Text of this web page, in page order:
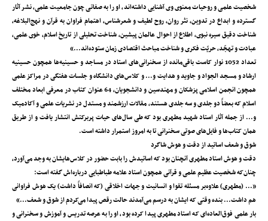
شخصیت علمی و روحیات معنوى وى آشنایی داشته‌اند، او را به صفاتی چون جامعیت علمی، نشر آثار
گسترده و ابداع در تدوین، نثر روان، روح لطیف و شعرشناس، اهتمام فراوان به قرآن و نهج‌البلاغه،
شناخت دقیق سیره نبوى، اطلاع از احوال عالمان پیشین، شناخت تحلیلی از تاریخ اسلام، خوى علمی،
عبادت و تهجّد، حریّت فکرى و شناخت مباحث اقتصادى زمان ستوده‌اند...»
تعداد 1052 نوار کاست باقی‌مانده از سخنرانی‌های استاد در مساجد و حسینیه‌ها همچون حسینیه
ارشاد و مسجد الجواد و جاوید و هدایت و... و کلاس‌های دانشگاه و جلسات هفتگی در مراکز علمی
‌همچون انجمن اسلامی پزشکان و مهندسین و دانشجویان، 64 عنوان کتاب در معرفی ابعاد مختلف
اسلام که بعضاً دو جلدی و سه جلدی هستند، مقالات ارزشمند و مستدل در نشریات علمی‌ و آکادمیک
و... از جمله آثار ‌استاد شهید مطهری بود که طی سال‌های حیات پربرکتش انتشار یافت و از طریق
همان کتاب‌ها و فایل‌های صوتی سخنرانی تا به امروز استمرار داشته است.
شوق و شعف اساتید از دقت و هوش شاگرد
دقت و هوش استاد مطهری آنچنان بود که اساتیدش را بابت حضور در کلاس‌هایشان به وجد می‌آورد،
چنان‌که شخصیت عظیم علمی و قرآنی همچون استاد علامه طباطبایی درباره‌اش گفته است:
«... (مطهری) علاوه‌بر مسئله تقوا و انسانیت و جهات اخلاقی (که انصافاً داشت) یک هوش فراوانی
هم داشت... بنده وقتی که ایشان به درسم می‌آمدند حالت رقص پیدا می‌کردم از شوق و شعف...»
بار علمی‌ فوق‌العاده‌ای که استاد مطهری پیدا کرده بود، او را به عرصه تدریس و آموزش و سخنرانی و